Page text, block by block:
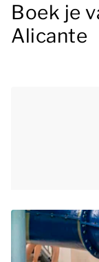
Boek je
Alicante